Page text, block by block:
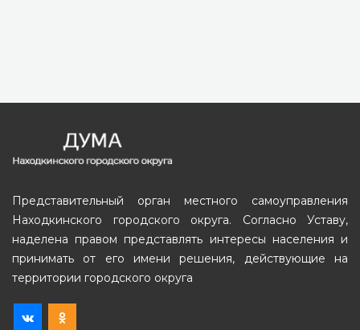
Представительный орган местного самоуправления
Находкинского городского округа. Согласно Уставу,
наделена правом представлять интересы населения и
принимать от его имени решения, действующие на
территории городского округа